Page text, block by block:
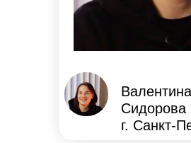
Валентина
Сидорова
г. Санкт-